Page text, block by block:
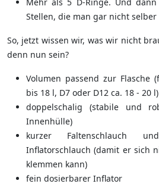
Mehr als 5 D-Ringe. Und
Stellen, die man gar nicht
So, jetzt wissen wir, was wir nicht
denn nun sein?
Volumen passend zur Flasche
bis 18 l, D7 oder D12 ca. 18 - 20 l)
doppelschalig (stabile und
Innenhülle)
kurzer Faltenschlauch
Inflatorschlauch (damit er sich
klemmen kann)
fein dosierbarer Inflator